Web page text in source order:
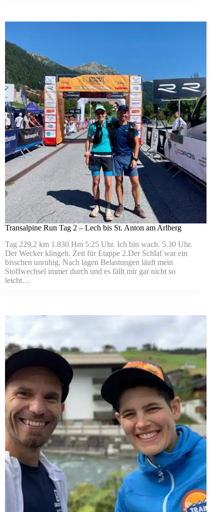
Transalpine Run Tag 2 – Lech bis St. Anton am Arlberg
Tag 229,2 km 1.830 Hm 5:25 Uhr. Ich bin wach. 5.30 Uhr.
Der Wecker klingelt. Zeit für Etappe 2.Der Schlaf war ein
bisschen unruhig. Nach lagen Belastungen läuft mein
Stoffwechsel immer durch und es fällt mir gar nicht so
leicht…